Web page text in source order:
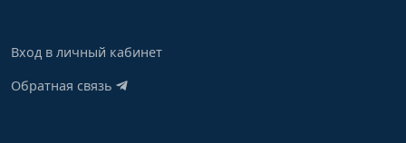
Вход в личный кабинет
Обратная связь